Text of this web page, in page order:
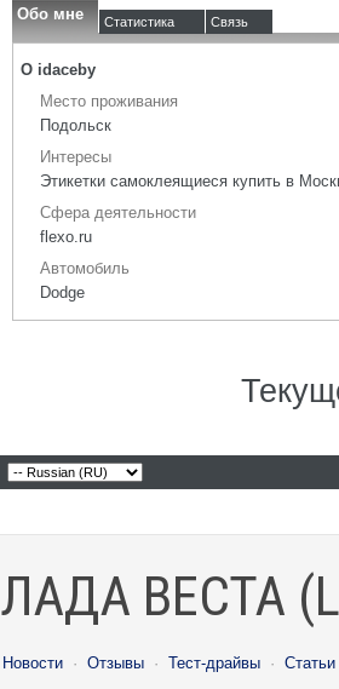
Обо мне Статистика Связь
О idaceby
Место проживания
Подольск
Интересы
Этикетки самоклеящиеся купить в
Сфера деятельности
flexo.ru
Автомобиль
Dodge
ЛАДА ВЕСТА
Новости · Отзывы · Тест-драйвы · Статьи